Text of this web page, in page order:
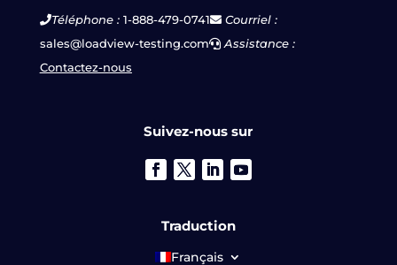
Téléphone :1-888-479-0741
Courriel :
sales@loadview-testing.com
Assistance :
Contactez-nous
Suivez-nous sur
Traduction
Français